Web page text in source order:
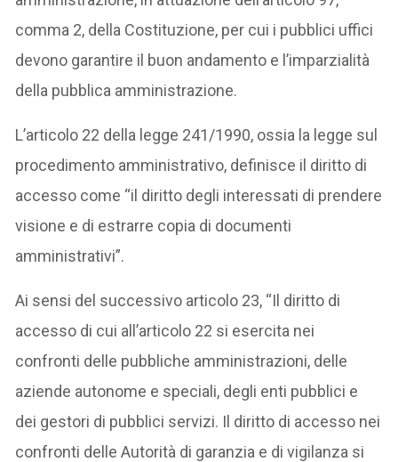
comma 2, della Costituzione, per cui i pubblici uffici
devono garantire il buon andamento e l’imparzialità
della pubblica amministrazione.
L’articolo 22 della legge 241/1990, ossia la legge sul
procedimento amministrativo, definisce il diritto di
accesso come “il diritto degli interessati di prendere
visione e di estrarre copia di documenti
amministrativi”.
Ai sensi del successivo articolo 23, “Il diritto di
accesso di cui all’articolo 22 si esercita nei
confronti delle pubbliche amministrazioni, delle
aziende autonome e speciali, degli enti pubblici e
dei gestori di pubblici servizi. Il diritto di accesso nei
confronti delle Autorità di garanzia e di vigilanza si